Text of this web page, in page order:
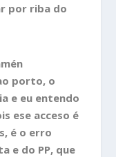
por riba do
porto, o
e eu entendo
ese acceso é
é o erro
e do PP, que